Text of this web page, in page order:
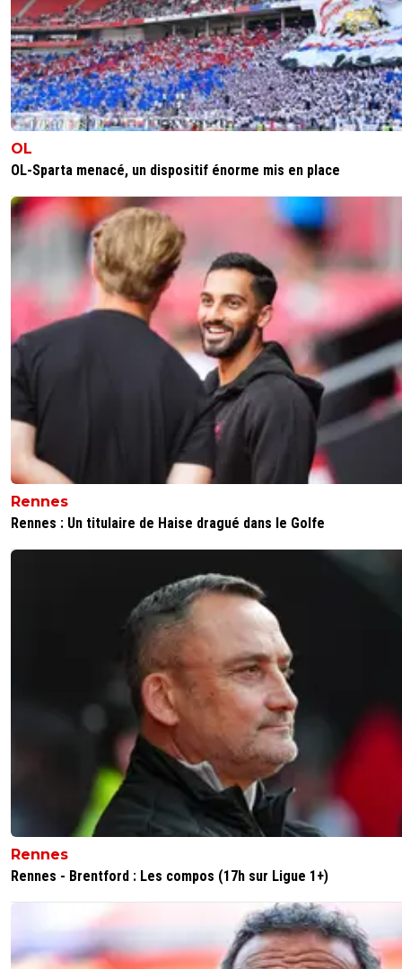
C'est marrant les rageux. 😂🫵
2+ Répondre
soldiez 22 mai 2026 à 12:45 +176
Il avait craché sur un maillot de l'om d'ailleurs
était au PSG et derrière, le mec ose signer à
Mais un argentin avec un nom allemand de
descendance, il n'y a rien d'étonnant...
0+ Répondre
joekidd 22 mai 2026 à 21:59
Valdo : Pourquoi un traître ?
En 2009, il était en pourparlers pour revenir au
club n’a pas été convaincu et cela n'a pas abouti.
Finalement, il a eu une proposition de l'OM et il a
Beaucoup de joueurs ont joué pour les deux clubs,
transferts directs ou indirects en étant passés par
d'autres clubs avant d'aller jouer pour le club "rival".
Quelque-uns ont fait l'aller-retour.
28 joueurs du PSG vers l'OM, et 23 joueurs de
Ils sont tous des traîtres ?
Je te donne la liste si tu veux.
Vous voulez pas Pep guardiola il arrete avec city, c est
bonne idée non???
22 mai 2026 à 9:26 2163
vu ses moyens illimités, et le bon rendement qu il
mais pas exceptionnel, je ne suis pas si sur que c
mega top entraineur. il a eu un des meilleur Barça
histoire, l un des meilleur Bayern, et City avec du
illimité comme PSg ..... qui ne reussirait pas avec
Klopp a plus de merite pour moi
Répondre
viendra a Marseille ou a moins d avait un etat
finance l OM ..il coûte hyper chère ce coach..
0+ Répondre
OL
OL-Sparta menacé, un dispositif énorme mis en place
Rennes
Rennes : Un titulaire de Haise dragué dans le Golfe
Rennes
Rennes - Brentford : Les compos (17h sur Ligue 1+)